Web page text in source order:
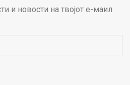
и новости на твојот е-маил